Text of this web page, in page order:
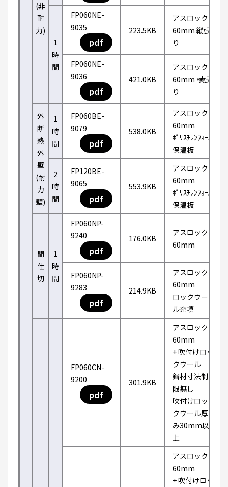
(非
耐
力)
1
時
間
FP060NE-
9035
pdf
223.5KB
アスロック
60mm 縦張
り
FP060NE-
9036
pdf
421.0KB
アスロック
60mm 横張
り
外
断
熱
外
壁
(耐
力
壁)
1
時
間
FP060BE-
9079
pdf
538.0KB
アスロック
60mm
ﾎﾟﾘｽﾁﾚﾝﾌｫｰﾑ
保温板
2
時
間
FP120BE-
9065
pdf
553.9KB
アスロック
60mm
ﾎﾟﾘｽﾁﾚﾝﾌｫｰﾑ
保温板
間
仕
切
1
時
間
FP060NP-
9240
pdf
176.0KB
アスロック
60mm
FP060NP-
9283
pdf
214.9KB
アスロック
60mm
ロックウー
ル充填
FP060CN-
9200
pdf
301.9KB
アスロック
60mm
+ 吹付けロッ
クウール
鋼材寸法制
限無し
吹付けロッ
クウール厚
み30mm以
上
アスロック
60mm
+ 吹付けロッ